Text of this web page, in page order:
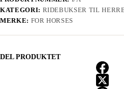
KATEGORI: RIDEBUKSER TIL
MERKE: FOR HORSES
DEL PRODUKTET